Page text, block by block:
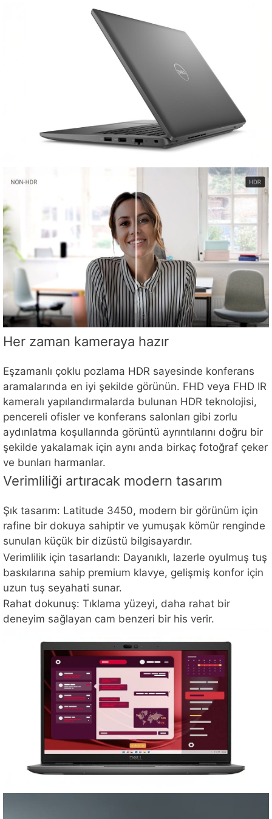
Her zaman kameraya hazır
Eşzamanlı çoklu pozlama HDR sayesinde konferans
aramalarında en iyi şekilde görünün. FHD veya FHD IR
kameralı yapılandırmalarda bulunan HDR teknolojisi,
pencereli ofisler ve konferans salonları gibi zorlu
aydınlatma koşullarında görüntü ayrıntılarını doğru bir
şekilde yakalamak için aynı anda birkaç fotoğraf çeker
ve bunları harmanlar.
Verimliliği artıracak modern tasarım
Şık tasarım: Latitude 3450, modern bir görünüm için
rafine bir dokuya sahiptir ve yumuşak kömür renginde
sunulan küçük bir dizüstü bilgisayardır.
Verimlilik için tasarlandı: Dayanıklı, lazerle oyulmuş tuş
baskılarına sahip premium klavye, gelişmiş konfor için
uzun tuş seyahati sunar. ​
Rahat dokunuş: Tıklama yüzeyi, daha rahat bir
deneyim sağlayan cam benzeri bir his verir.